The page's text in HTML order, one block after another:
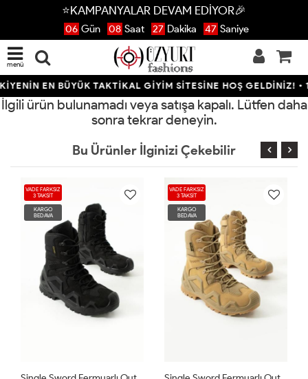
⭐KAMPANYALAR DEVAM EDİYOR🎉
06 Gün 08 Saat 27 Dakika 47 Saniye
menü
EN BÜYÜK TAKTİKAL GİYİM SİTESİNE HOŞ GELDİNİZ! •
İlgili ürün bulunamadı veya satışa kapalı. Lütfen daha
sonra tekrar deneyin.
Bu Ürünler İlginizi Çekebilir
VADE FARKSIZ
3 TAKSİT
KARGO
BEDAVA
VADE FARKSIZ
3 TAKSİT
KARGO
BEDAVA